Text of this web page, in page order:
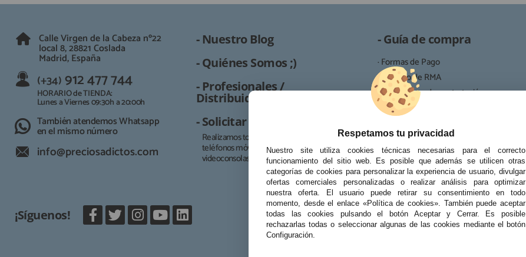
Calle Virgen de la Cabeza nº22
local 8, 28821 Coslada
Madrid, España
(+34) 912 477 744
HORARIO de TIENDA:
Lunes a Viernes 09:30h a 20:00h
También atendemos Whatsapp
en el mismo número
info@preciosadictos.com
- Nuestro Blog
- Quiénes Somos ;)
- Profesionales /
Distribuidor
- Solicitar Reparación
Realizamos todo tipo de reparaciones de
teléfonos móviles, tablets, portátiles y
videoconsolas.
- Guía de compra
· Formas de Pago
· Proceso de RMA
· Condiciones de contratación
· Política de devoluciones
¡Síguenos!
Respetamos tu privacidad
Nuestro site utiliza cookies técnicas necesarias para el correcto
funcionamiento del sitio web. Es posible que además se utilicen otras
categorías de cookies para personalizar la experiencia de usuario, divulgar
ofertas comerciales personalizadas o realizar análisis para optimizar
nuestra oferta. El usuario puede retirar su consentimiento en todo
momento, desde el enlace «Política de cookies». También puede aceptar
todas las cookies pulsando el botón Aceptar y Cerrar. Es posible
rechazarlas todas o seleccionar algunas de las cookies mediante el botón
Configuración.